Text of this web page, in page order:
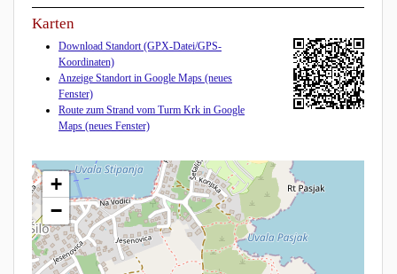
Karten
Download Standort (GPX-Datei/GPS-
Koordinaten)
Anzeige Standort in Google Maps (neues
Fenster)
Route zum Strand vom Turm Krk in Google
Maps (neues Fenster)
+
−